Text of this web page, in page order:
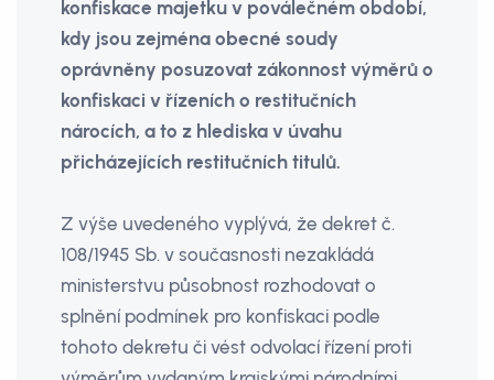
konfiskace majetku v poválečném období,
kdy jsou zejména obecné soudy
oprávněny posuzovat zákonnost výměrů o
konfiskaci v řízeních o restitučních
nárocích, a to z hlediska v úvahu
přicházejících restitučních titulů.
Z výše uvedeného vyplývá, že dekret č.
108/1945 Sb. v současnosti nezakládá
ministerstvu působnost rozhodovat o
splnění podmínek pro konfiskaci podle
tohoto dekretu či vést odvolací řízení proti